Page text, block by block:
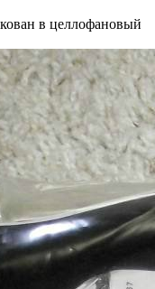
в целлофановый